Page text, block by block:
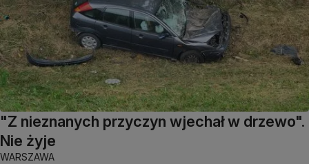
"Z nieznanych przyczyn wjechał w drzewo".
Nie żyje
WARSZAWA